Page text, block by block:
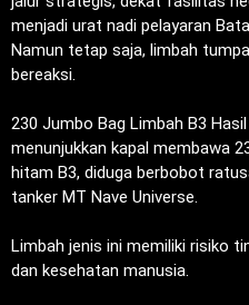
menjadi urat nadi pelayaran
‎Namun tetap saja, limbah
bereaksi.
‎230 Jumbo Bag Limbah B3
menunjukkan kapal membawa
hitam B3, diduga berbobot
tanker MT Nave Universe.
‎Limbah jenis ini memiliki risiko
dan kesehatan manusia.